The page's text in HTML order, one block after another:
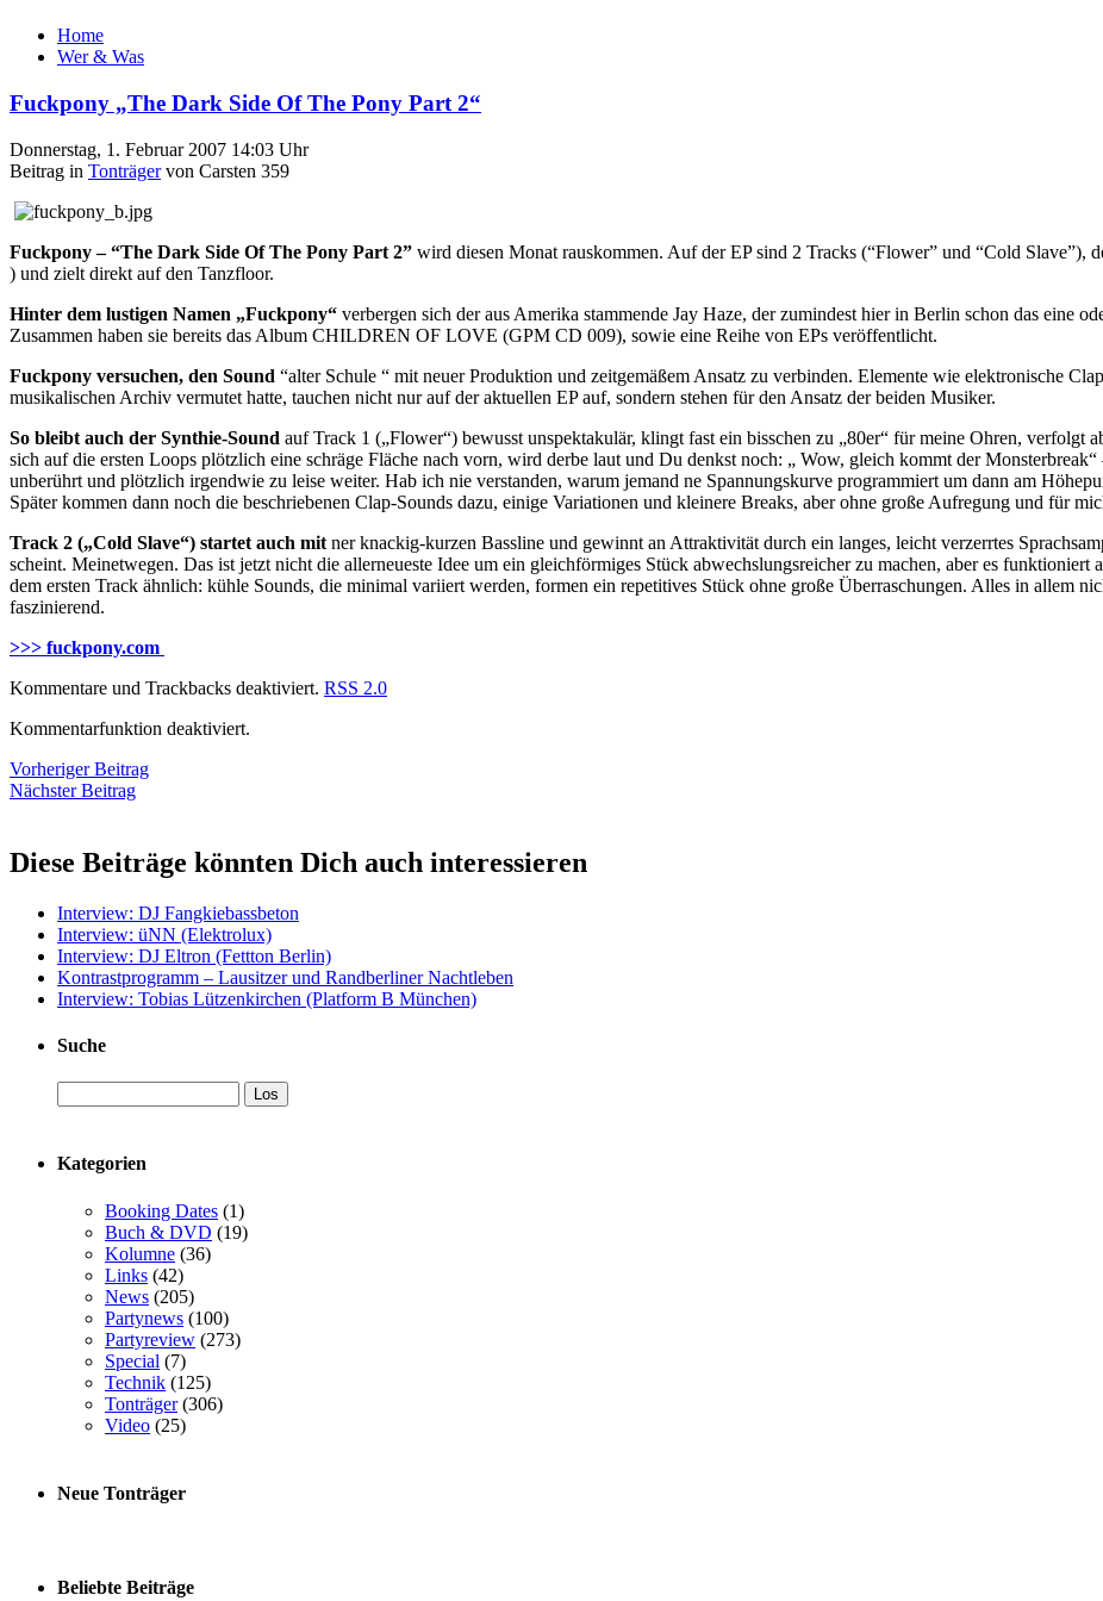
Home
Wer & Was
Fuckpony „The Dark Side Of The Pony Part 2“
Donnerstag, 1. Februar 2007 14:03 Uhr
Beitrag in Tonträgervon Carsten 359
Fuckpony – “The Dark Side Of The Pony Part 2” wird diesen Monat rauskommen. Auf der EP sind 2 Tracks (“Flower” und “Cold Slave”),
) und zielt direkt auf den Tanzfloor.
Hinter dem lustigen Namen „Fuckpony“ verbergen sich der aus Amerika stammende Jay Haze, der zumindest hier in Berlin schon das eine
Zusammen haben sie bereits das Album CHILDREN OF LOVE (GPM CD 009), sowie eine Reihe von EPs veröffentlicht.
Fuckpony versuchen, den Sound “alter Schule “ mit neuer Produktion und zeitgemäßem Ansatz zu verbinden. Elemente wie elektronische
musikalischen Archiv vermutet hatte, tauchen nicht nur auf der aktuellen EP auf, sondern stehen für den Ansatz der beiden Musiker.
So bleibt auch der Synthie-Sound auf Track 1 („Flower“) bewusst unspektakulär, klingt fast ein bisschen zu „80er“ für meine Ohren,
sich auf die ersten Loops plötzlich eine schräge Fläche nach vorn, wird derbe laut und Du denkst noch: „ Wow, gleich kommt der
unberührt und plötzlich irgendwie zu leise weiter. Hab ich nie verstanden, warum jemand ne Spannungskurve programmiert um dann am
Später kommen dann noch die beschriebenen Clap-Sounds dazu, einige Variationen und kleinere Breaks, aber ohne große Aufregung und für
Track 2 („Cold Slave“) startet auch mit ner knackig-kurzen Bassline und gewinnt an Attraktivität durch ein langes, leicht verzerrtes
scheint. Meinetwegen. Das ist jetzt nicht die allerneueste Idee um ein gleichförmiges Stück abwechslungsreicher zu machen, aber es
dem ersten Track ähnlich: kühle Sounds, die minimal variiert werden, formen ein repetitives Stück ohne große Überraschungen. Alles in allem
faszinierend.
>>> fuckpony.com
Kommentare und Trackbacks deaktiviert. RSS 2.0
Kommentarfunktion deaktiviert.
Vorheriger Beitrag
Nächster Beitrag
Diese Beiträge könnten Dich auch interessieren
Interview: DJ Fangkiebassbeton
Interview: üNN (Elektrolux)
Interview: DJ Eltron (Fettton Berlin)
Kontrastprogramm – Lausitzer und Randberliner Nachtleben
Interview: Tobias Lützenkirchen (Platform B München)
Suche
Kategorien
Booking Dates (1)
Buch & DVD (19)
Kolumne (36)
Links (42)
News (205)
Partynews (100)
Partyreview (273)
Special (7)
Technik (125)
Tonträger(306)
Video (25)
Neue Tonträger
Beliebte Beiträge